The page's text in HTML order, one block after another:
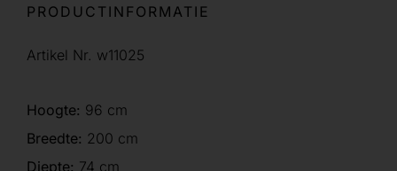
PRODUCTINFORMATIE
Artikel Nr. w11025
Hoogte: 96 cm
Breedte: 200 cm
Diepte: 74 cm